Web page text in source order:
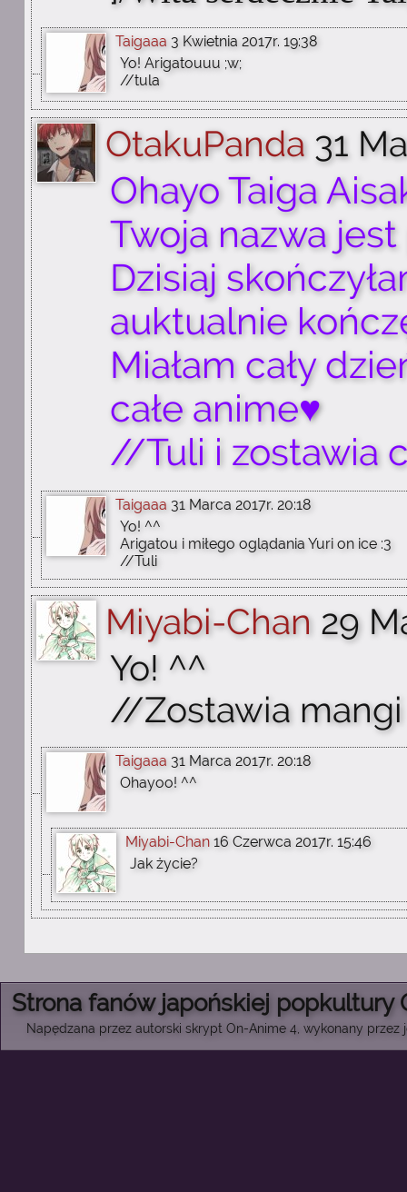
Taigaaa 3 Kwietnia 2017r. 19:38
Yo! Arigatouuu ;w;
//tula
OtakuPanda 31
Ohayo Taiga
Twoja nazwa
Dzisiaj
auktualnie
Miałam cały
całe anime♥
//Tuli i zostawia
Taigaaa 31 Marca 2017r. 20:18
Yo! ^^
Arigatou i miłego oglądania Yuri on ice :3
//Tuli
Miyabi-Chan 29
Yo! ^^
//Zostawia mangi
Taigaaa 31 Marca 2017r. 20:18
Ohayoo! ^^
Miyabi-Chan 16 Czerwca 2017r. 15:46
Jak życie?
Strona fanów japońskiej popkultury
Napędzana przez autorski skrypt On-Anime 4, wykonany przez